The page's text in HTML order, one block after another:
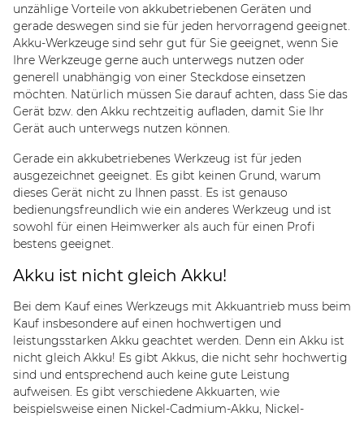
unzählige Vorteile von akkubetriebenen Geräten und
gerade deswegen sind sie für jeden hervorragend geeignet.
Akku-Werkzeuge sind sehr gut für Sie geeignet, wenn Sie
Ihre Werkzeuge gerne auch unterwegs nutzen oder
generell unabhängig von einer Steckdose einsetzen
möchten. Natürlich müssen Sie darauf achten, dass Sie das
Gerät bzw. den Akku rechtzeitig aufladen, damit Sie Ihr
Gerät auch unterwegs nutzen können.
Gerade ein akkubetriebenes Werkzeug ist für jeden
ausgezeichnet geeignet. Es gibt keinen Grund, warum
dieses Gerät nicht zu Ihnen passt. Es ist genauso
bedienungsfreundlich wie ein anderes Werkzeug und ist
sowohl für einen Heimwerker als auch für einen Profi
bestens geeignet.
Akku ist nicht gleich Akku!
Bei dem Kauf eines Werkzeugs mit Akkuantrieb muss beim
Kauf insbesondere auf einen hochwertigen und
leistungsstarken Akku geachtet werden. Denn ein Akku ist
nicht gleich Akku! Es gibt Akkus, die nicht sehr hochwertig
sind und entsprechend auch keine gute Leistung
aufweisen. Es gibt verschiedene Akkuarten , wie
beispielsweise einen Nickel-Cadmium-Akku, Nickel-